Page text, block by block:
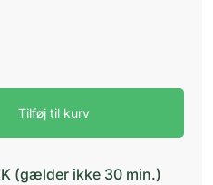
Tilføj til kurv
(gælder ikke 30 min.)